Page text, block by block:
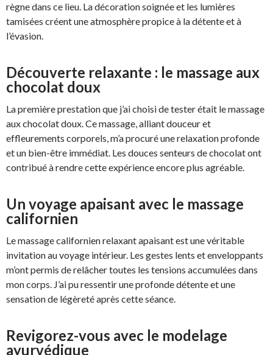
règne dans ce lieu. La décoration soignée et les lumières
tamisées créent une atmosphère propice à la détente et à
l’évasion.
Découverte relaxante : le massage aux
chocolat doux
La première prestation que j’ai choisi de tester était le massage
aux chocolat doux. Ce massage, alliant douceur et
effleurements corporels, m’a procuré une relaxation profonde
et un bien-être immédiat. Les douces senteurs de chocolat ont
contribué à rendre cette expérience encore plus agréable.
Un voyage apaisant avec le massage
californien
Le massage californien relaxant apaisant est une véritable
invitation au voyage intérieur. Les gestes lents et enveloppants
m’ont permis de relâcher toutes les tensions accumulées dans
mon corps. J’ai pu ressentir une profonde détente et une
sensation de légèreté après cette séance.
Revigorez-vous avec le modelage
ayurvédique